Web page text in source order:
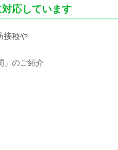
応しています
接種や
」のご紹介